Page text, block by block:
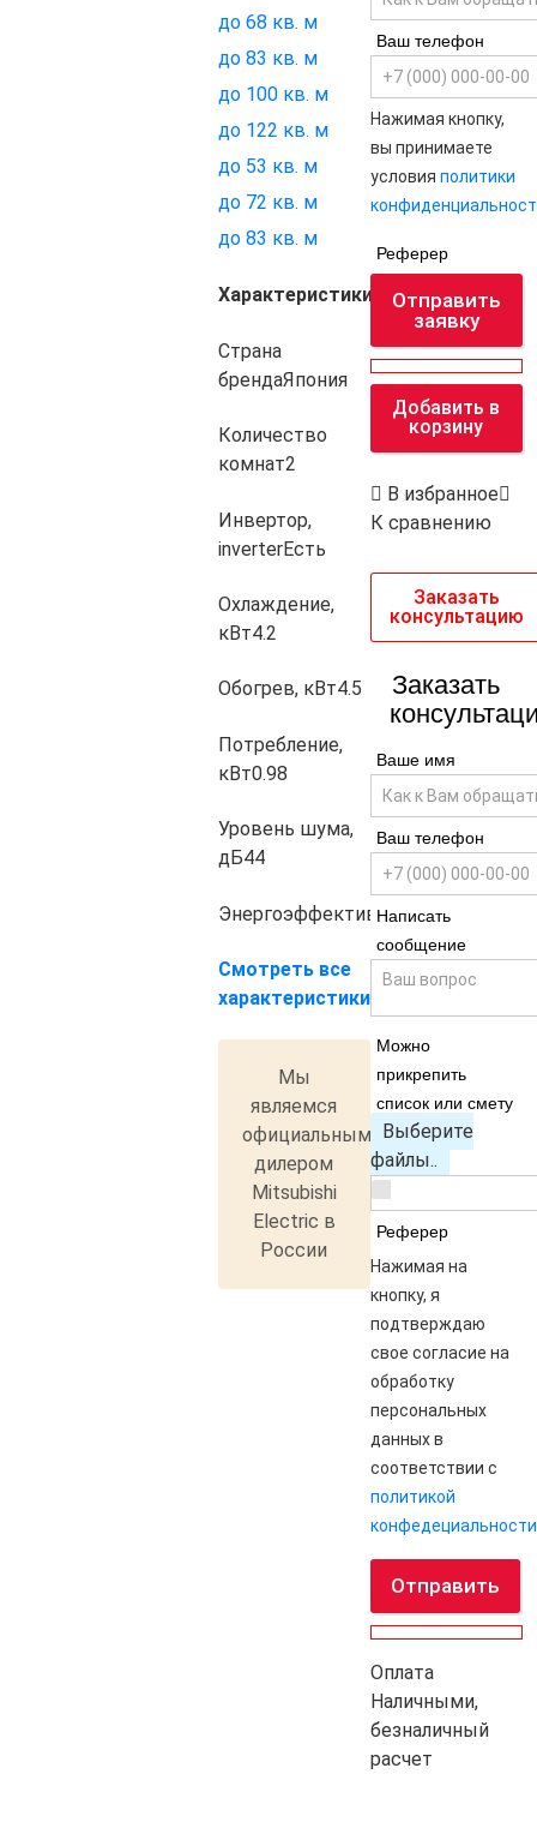
Ваш телефон
Нажимая кнопку,
вы принимаете
условия политики
Реферер
Отправить
заявку
Добавить в
корзину
В избранное
К сравнению
Заказать
консультацию
Заказать
Ваше имя
Ваш телефон
Написать
сообщение
Можно
прикрепить
список или смету
Выберите
файлы..
Реферер
Нажимая на
кнопку, я
подтверждаю
свое согласие на
обработку
персональных
данных в
соответствии с
политикой
конфедециальности
Отправить
Оплата
Наличными,
безналичный
расчет
до 68 кв. м
до 83 кв. м
до 100 кв. м
до 122 кв. м
до 53 кв. м
до 72 кв. м
до 83 кв. м
Характеристики
Страна
брендаЯпония
Количество
комнат2
Инвертор,
inverterЕсть
Охлаждение,
кВт4.2
Обогрев, кВт4.5
Потребление,
кВт0.98
Уровень шума,
дБ44
ЭнергоэффективностьA+++
Смотреть все
характеристики
Мы
являемся
официальным
дилером
Mitsubishi
Electric в
России